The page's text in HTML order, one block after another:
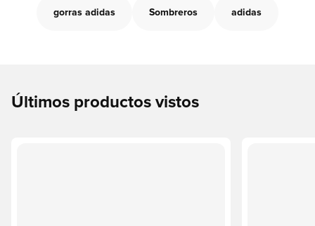
gorras adidas Sombreros adidas
Últimos productos vistos